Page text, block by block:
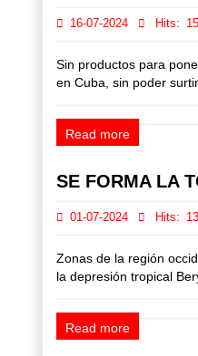
16-07-2024 Hits:
Sin productos para
en Cuba, sin poder
Read more
SE FORMA LA
01-07-2024 Hits:
Zonas de la región
la depresión tropical
Read more